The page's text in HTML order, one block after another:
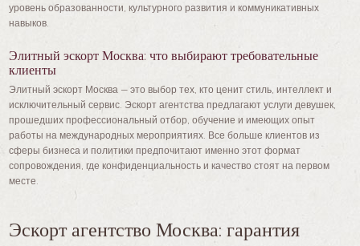
уровень образованности, культурного развития и коммуникативных
навыков.
Элитный эскорт Москва: что выбирают требовательные
клиенты
Элитный эскорт Москва — это выбор тех, кто ценит стиль, интеллект и
исключительный сервис. Эскорт агентства предлагают услуги девушек,
прошедших профессиональный отбор, обучение и имеющих опыт
работы на международных мероприятиях. Все больше клиентов из
сферы бизнеса и политики предпочитают именно этот формат
сопровождения, где конфиденциальность и качество стоят на первом
месте.
Эскорт агентство Москва: гарантия